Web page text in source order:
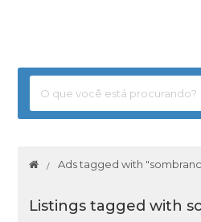
Ads tagged with
Listings tagged with